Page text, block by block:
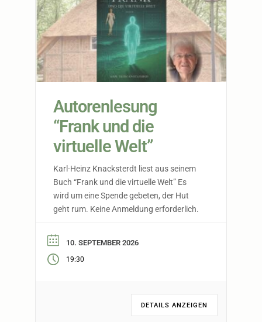
Autorenlesung
“Frank und die
virtuelle Welt”
Karl-Heinz Knacksterdt liest aus seinem
Buch “Frank und die virtuelle Welt” Es
wird um eine Spende gebeten, der Hut
geht rum. Keine Anmeldung erforderlich.
10. SEPTEMBER 2026
19:30
DETAILS ANZEIGEN